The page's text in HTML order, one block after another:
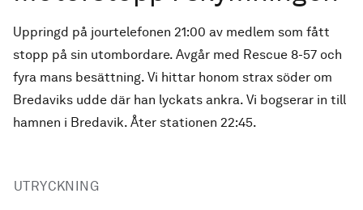
Uppringd på jourtelefonen 21:00 av medlem som fått
stopp på sin utombordare. Avgår med Rescue 8-57 och
fyra mans besättning. Vi hittar honom strax söder om
Bredaviks udde där han lyckats ankra. Vi bogserar in till
hamnen i Bredavik. Åter stationen 22:45.
UTRYCKNING